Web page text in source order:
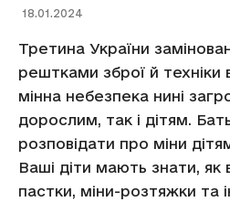
18.01.2024
Третина України
рештками зброї й техніки
мінна небезпека нині
дорослим, так і дітям.
розповідати про міни
Ваші діти мають знати, як
пастки, міни-розтяжки та